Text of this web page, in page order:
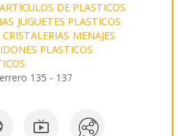
ARTICULOS DE PLASTICOS
JUGUETES PLASTICOS
CRISTALERIAS MENAJES
PLASTICOS
135 - 137
